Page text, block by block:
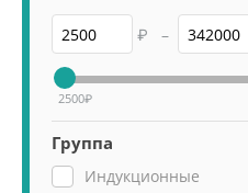
₽ –
2500₽
Группа
Индукционные